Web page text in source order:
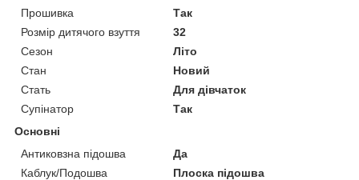
Прошивка
Так
Розмір дитячого взуття
32
Сезон
Літо
Стан
Новий
Стать
Для дівчаток
Супінатор
Так
Основні
Антиковзна підошва
Да
Каблук/Подошва
Плоска підошва